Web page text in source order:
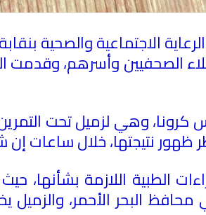
الاجتماعية والصحية
الصحفيين وأسرهم، وقدمت
وهي لزميل تحت
نتيجتها، خلال ساعات إن
الطبية اللازمة
البحر الأحمر،